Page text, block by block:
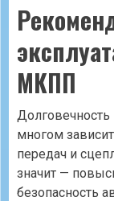
МКПП
Долговечность
многом
передач и
значит —
безопасность